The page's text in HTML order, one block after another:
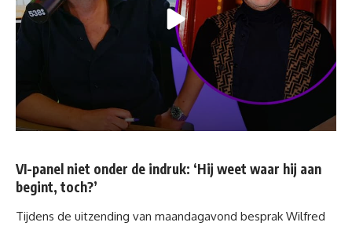
VI-panel niet onder de indruk: ‘Hij weet waar hij aan
begint, toch?’
Tijdens de uitzending van maandagavond besprak Wilfred